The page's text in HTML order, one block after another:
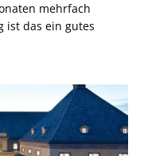
mehrfach
ist das ein gutes